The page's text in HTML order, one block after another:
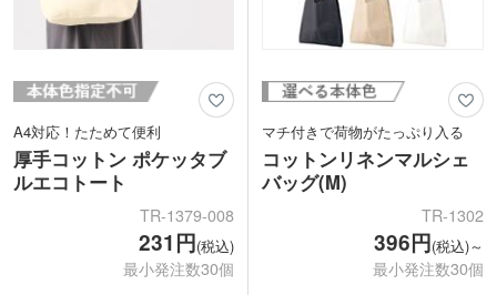
A4対応！たためて便利
厚手コットン ポケッタブ
ルエコトート
TR-1379-008
231円(税込)
最小発注数30個
マチ付きで荷物がたっぷり入る
コットンリネンマルシェ
バッグ(M)
TR-1302
396円(税込)～
最小発注数30個